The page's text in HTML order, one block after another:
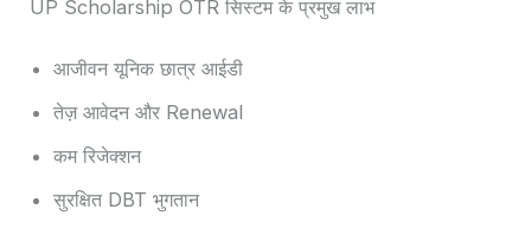
UP Scholarship OTR सिस्टम के प्रमुख लाभ
आजीवन यूनिक छात्र आईडी
तेज़ आवेदन और Renewal
कम रिजेक्शन
सुरक्षित DBT भुगतान